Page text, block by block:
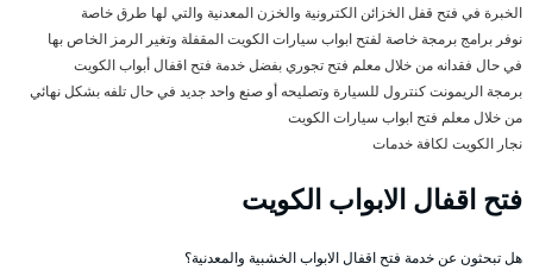
الخبرة في فتح قفل الخزائن الكترونية والخزن المعدنية والتي لها طرق خاصة
نوفر برامج برمجة خاصة لفتح ابواب سيارات الكويت المقفلة وتغير الرمز الخاص بها
في حال فقدانه من خلال معلم فتح تجوري بفضل خدمة فتح اقفال أبواب الكويت
برمجة الريمونت كنترول للسيارة وتصليحه أو صنع واحد جديد في حال تلفه بشكل نهائي
من خلال معلم فتح ابواب سيارات الكويت
نجار الكويت لكافة خدمات
فتح اقفال الابواب الكويت
هل تبحثون عن خدمة فتح اقفال الابواب الخشبية والمعدنية؟